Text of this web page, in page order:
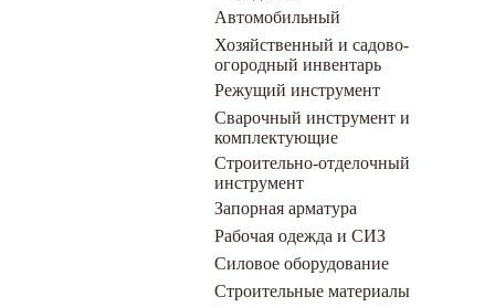
Автомобильный
Хозяйственный и садово-
огородный инвентарь
Режущий инструмент
Сварочный инструмент и
комплектующие
Строительно-отделочный
инструмент
Запорная арматура
Рабочая одежда и СИЗ
Силовое оборудование
Строительные материалы